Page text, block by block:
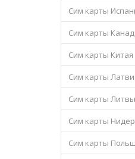
Сим карты
Сим карты
Сим карты Китая
Сим карты
Сим карты Литвы
Сим карты
Сим карты